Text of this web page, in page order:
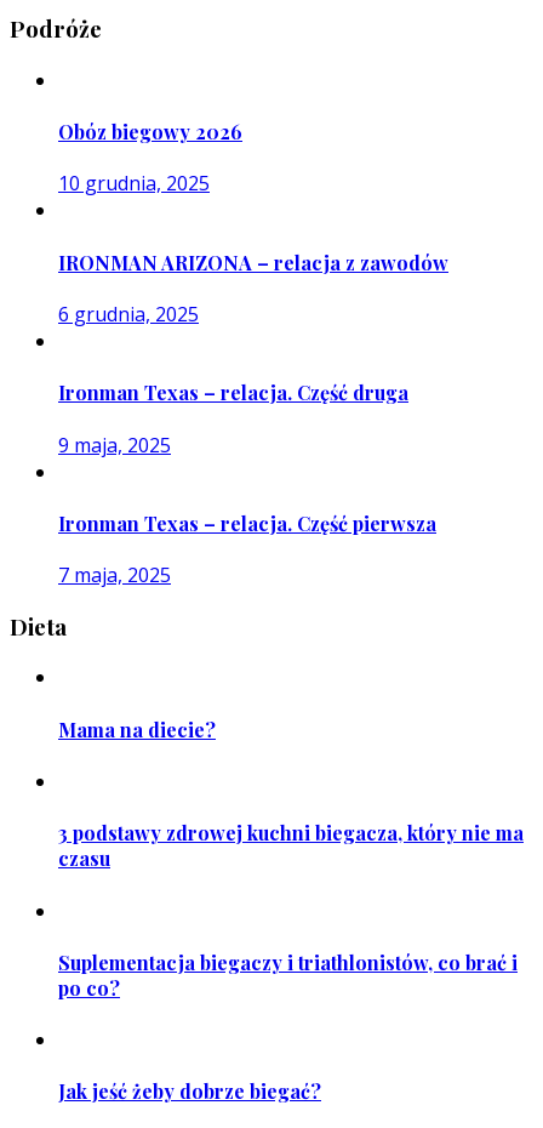
Podróże
Obóz biegowy 2026
10 grudnia, 2025
IRONMAN ARIZONA – relacja z zawodów
6 grudnia, 2025
Ironman Texas – relacja. Część druga
9 maja, 2025
Ironman Texas – relacja. Część pierwsza
7 maja, 2025
Dieta
Mama na diecie?
3 podstawy zdrowej kuchni biegacza, który nie ma
czasu
Suplementacja biegaczy i triathlonistów, co brać i
po co?
Jak jeść żeby dobrze biegać?